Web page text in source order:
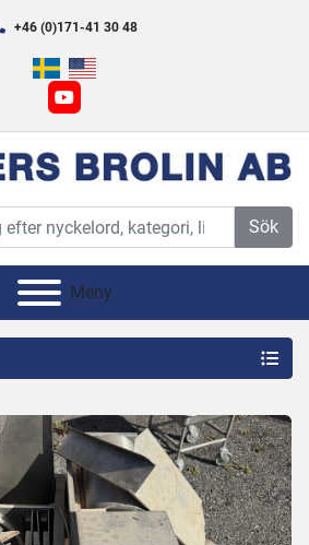
+46 (0)171-41 30 48
youtube
Sök
Meny